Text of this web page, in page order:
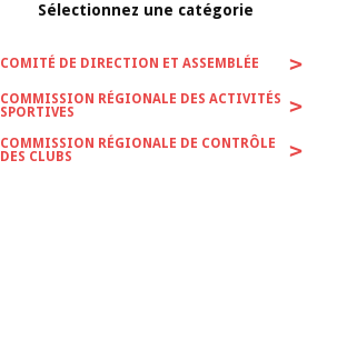
Sélectionnez une catégorie
COMITÉ DE DIRECTION ET ASSEMBLÉE >
COMMISSION RÉGIONALE DES ACTIVITÉS
SPORTIVES
>
COMMISSION RÉGIONALE DE CONTRÔLE
DES CLUBS
>